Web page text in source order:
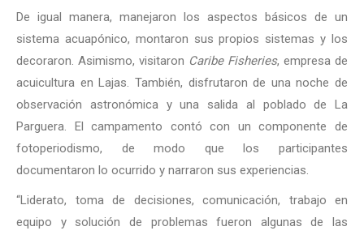
De igual manera, manejaron los aspectos básicos de un
sistema acuapónico, montaron sus propios sistemas y los
decoraron. Asimismo, visitaron Caribe Fisheries, empresa de
acuicultura en Lajas. También, disfrutaron de una noche de
observación astronómica y una salida al poblado de La
Parguera. El campamento contó con un componente de
fotoperiodismo, de modo que los participantes
documentaron lo ocurrido y narraron sus experiencias.
“Liderato, toma de decisiones, comunicación, trabajo en
equipo y solución de problemas fueron algunas de las